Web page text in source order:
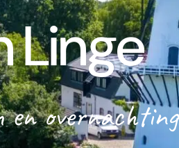
Linge
overnachting